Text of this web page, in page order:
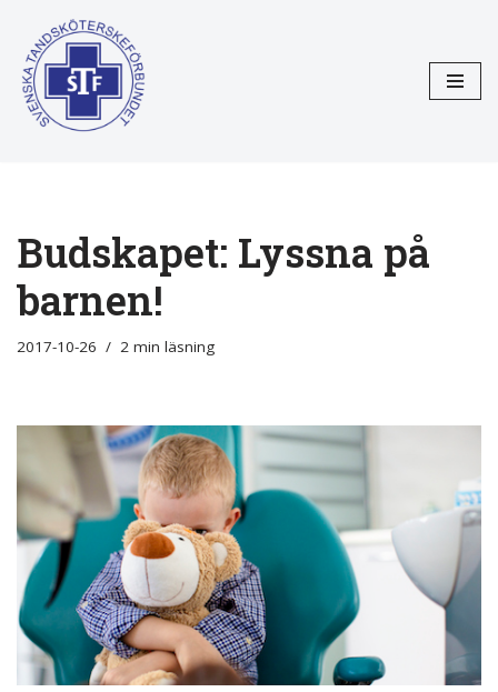
Hoppa
till
innehåll
Budskapet: Lyssna på
barnen!
2017-10-26 2 min läsning